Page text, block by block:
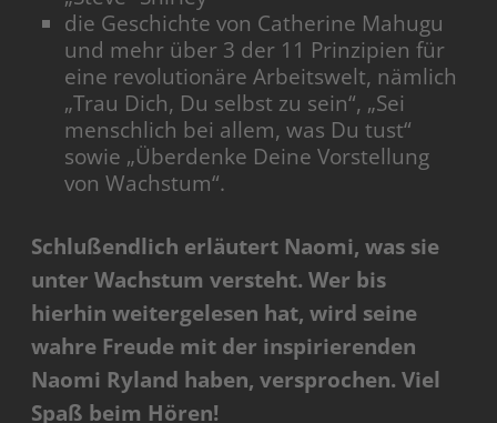
die Geschichte von Catherine Mahugu
und mehr über 3 der 11 Prinzipien für
eine revolutionäre Arbeitswelt, nämlich
„Trau Dich, Du selbst zu sein“, „Sei
menschlich bei allem, was Du tust“
sowie „Überdenke Deine Vorstellung
von Wachstum“.
Schlußendlich erläutert Naomi, was sie
unter Wachstum versteht. Wer bis
hierhin weitergelesen hat, wird seine
wahre Freude mit der inspirierenden
Naomi Ryland haben, versprochen. Viel
Spaß beim Hören!